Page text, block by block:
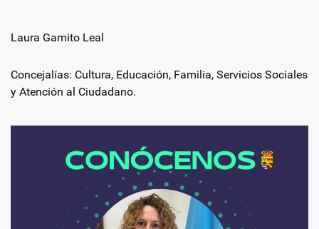
Laura Gamito Leal
Concejalías: Cultura, Educación, Familia, Servicios Sociales
y Atención al Ciudadano.